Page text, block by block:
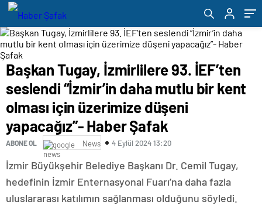
Başkan Tugay, İzmirlilere 93. İEF’ten
seslendi “İzmir’in daha mutlu bir kent
olması için üzerimize düşeni
yapacağız”- Haber Şafak
ABONE OL News 4 Eylül 2024 13:20
İzmir Büyükşehir Belediye Başkanı Dr. Cemil Tugay,
hedefinin İzmir Enternasyonal Fuarı’na daha fazla
uluslararası katılımın sağlanması olduğunu söyledi.